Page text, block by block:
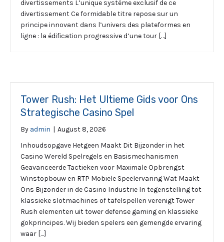
divertissements L’unique système exclusif de ce
divertissement Ce formidable titre repose sur un
principe innovant dans l’univers des plateformes en
ligne : la édification progressive d’une tour […]
Tower Rush: Het Ultieme Gids voor Ons
Strategische Casino Spel
By admin | August 8, 2026
Inhoudsopgave Hetgeen Maakt Dit Bijzonder in het
Casino Wereld Spelregels en Basismechanismen
Geavanceerde Tactieken voor Maximale Opbrengst
Winstopbouw en RTP Mobiele Speelervaring Wat Maakt
Ons Bijzonder in de Casino Industrie In tegenstelling tot
klassieke slotmachines of tafelspellen verenigt Tower
Rush elementen uit tower defense gaming en klassieke
gokprincipes. Wij bieden spelers een gemengde ervaring
waar […]